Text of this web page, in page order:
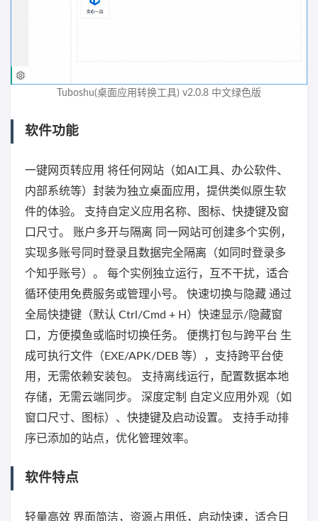
Tuboshu(桌面应用转换工具) v2.0.8 中文绿色版
软件功能
一键网页转应用 将任何网站（如AI工具、办公软件、
内部系统等）封装为独立桌面应用，提供类似原生软
件的体验。 支持自定义应用名称、图标、快捷键及窗
口尺寸。 账户多开与隔离 同一网站可创建多个实例，
实现多账号同时登录且数据完全隔离（如同时登录多
个知乎账号）。 每个实例独立运行，互不干扰，适合
循环使用免费服务或管理小号。 快速切换与隐藏 通过
全局快捷键（默认 Ctrl/Cmd + H）快速显示/隐藏窗
口，方便摸鱼或临时切换任务。 便携打包与跨平台 生
成可执行文件（EXE/APK/DEB 等），支持跨平台使
用，无需依赖安装包。 支持离线运行，配置数据本地
存储，无需云端同步。 深度定制 自定义应用外观（如
窗口尺寸、图标）、快捷键及启动设置。 支持手动排
序已添加的站点，优化管理效率。
软件特点
轻量高效 界面简洁，资源占用低，启动快速，适合日